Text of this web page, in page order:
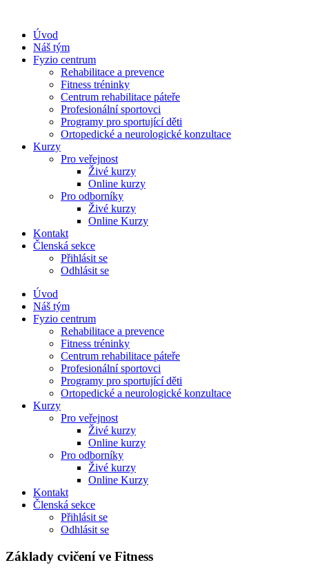
Úvod
Náš tým
Fyzio centrum
Rehabilitace a prevence
Fitness tréninky
Centrum rehabilitace páteře
Profesionální sportovci
Programy pro sportující děti
Ortopedické a neurologické konzultace
Kurzy
Pro veřejnost
Živé kurzy
Online kurzy
Pro odborníky
Živé kurzy
Online Kurzy
Kontakt
Členská sekce
Přihlásit se
Odhlásit se
Úvod
Náš tým
Fyzio centrum
Rehabilitace a prevence
Fitness tréninky
Centrum rehabilitace páteře
Profesionální sportovci
Programy pro sportující děti
Ortopedické a neurologické konzultace
Kurzy
Pro veřejnost
Živé kurzy
Online kurzy
Pro odborníky
Živé kurzy
Online Kurzy
Kontakt
Členská sekce
Přihlásit se
Odhlásit se
Základy cvičení ve Fitness